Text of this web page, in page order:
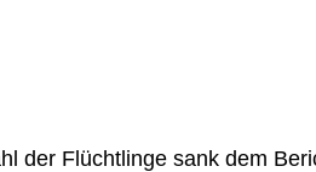
der Flüchtlinge sank dem